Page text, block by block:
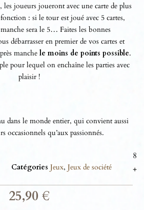
les joueurs joueront avec une carte de plus
: si le tour est joué avec 5 cartes,
sera le 5… Faites les bonnes
débarrasser en premier de vos cartes et
manche le moins de points possible.
pour lequel on enchaîne les parties avec
plaisir !
dans le monde entier, qui convient aussi
occasionnels qu’aux passionnés.
8
+
Catégories Jeux,Jeux de société
25,90 €